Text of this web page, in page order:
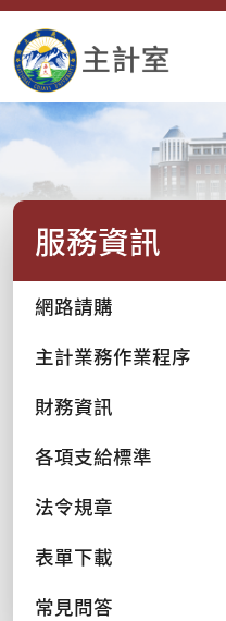
服務資訊
網路請購
主計業務作業程序
財務資訊
各項支給標準
法令規章
表單下載
常見問答